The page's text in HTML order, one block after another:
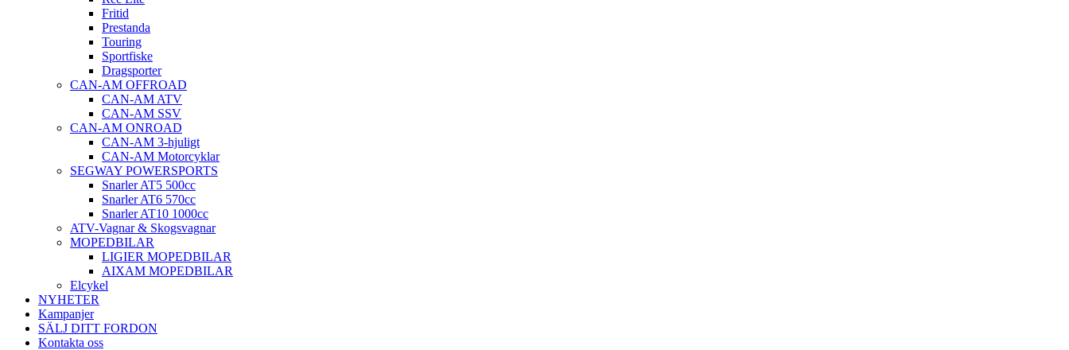
Fritid
Prestanda
Touring
Sportfiske
Dragsporter
CAN-AM OFFROAD
CAN-AM ATV
CAN-AM SSV
CAN-AM ONROAD
CAN-AM 3-hjuligt
CAN-AM Motorcyklar
SEGWAY POWERSPORTS
Snarler AT5 500cc
Snarler AT6 570cc
Snarler AT10 1000cc
ATV-Vagnar & Skogsvagnar
MOPEDBILAR
LIGIER MOPEDBILAR
AIXAM MOPEDBILAR
Elcykel
NYHETER
Kampanjer
SÄLJ DITT FORDON
Kontakta oss